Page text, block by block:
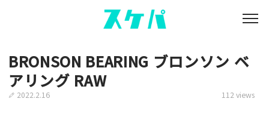
BRONSON BEARING ブロンソン ベ
アリング RAW
2022.2.16 112 views